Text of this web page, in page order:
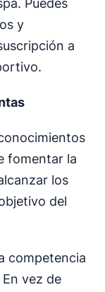
Puedes
y
a
fomentar la
los
del
competencia
vez de